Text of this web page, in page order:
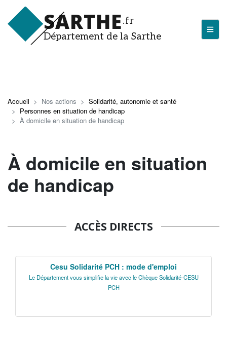
au
contenu
principal
SARTHE.fr
Département de la Sarthe
Les actualités du Département
J'arrive en Sarthe
Entreprendre en Sarthe
Tourisme en Sarthe
Que faire en Sarthe ?
La Sarthe en vidéos
L'Abbaye Royale de l'Épau
Voix au Chapitre
Les expositions virtuelles
Accueil Nos actions
Solidarité, autonomie et santé
Personnes en situation de handicap
À domicile en situation de handicap
À domicile en situation
de handicap
ACCÈS DIRECTS
Cesu Solidarité PCH : mode d'emploi
Le Département vous simplifie la vie avec le Chèque Solidarité-CESU
PCH